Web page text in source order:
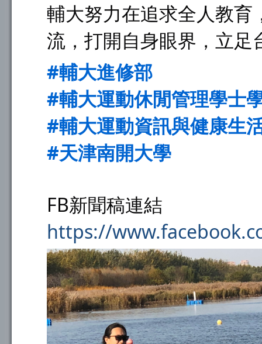
輔大努力在追求全人教
流，打開自身眼界，立足
#輔大進修部
#輔大運動休閒管理學士
#輔大運動資訊與健康生
#天津南開大學
FB新聞稿連結
https://